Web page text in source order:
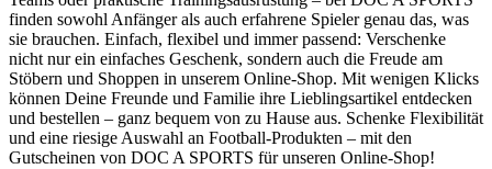
finden sowohl Anfänger als auch erfahrene Spieler genau das, was
sie brauchen. Einfach, flexibel und immer passend: Verschenke
nicht nur ein einfaches Geschenk, sondern auch die Freude am
Stöbern und Shoppen in unserem Online-Shop. Mit wenigen Klicks
können Deine Freunde und Familie ihre Lieblingsartikel entdecken
und bestellen – ganz bequem von zu Hause aus. Schenke Flexibilität
und eine riesige Auswahl an Football-Produkten – mit den
Gutscheinen von DOC A SPORTS für unseren Online-Shop!